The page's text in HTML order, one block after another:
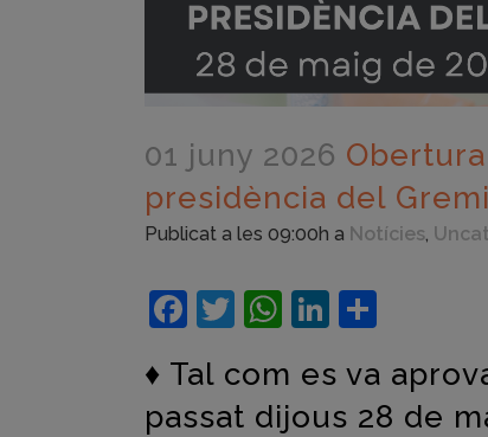
01 juny 2026
presidència del Gremi
Publicat a les 09:00h a Notícies,
Facebook
Twitter
WhatsApp
LinkedIn
♦ Tal com es va
passat dijous 28 de